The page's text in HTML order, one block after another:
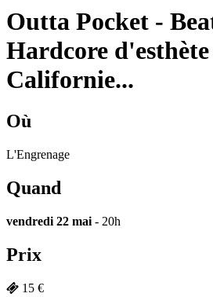
Outta Pocket -
Hardcore
Californie...
Où
L'Engrenage
Quand
vendredi 22 mai - 20h
Prix
15 €